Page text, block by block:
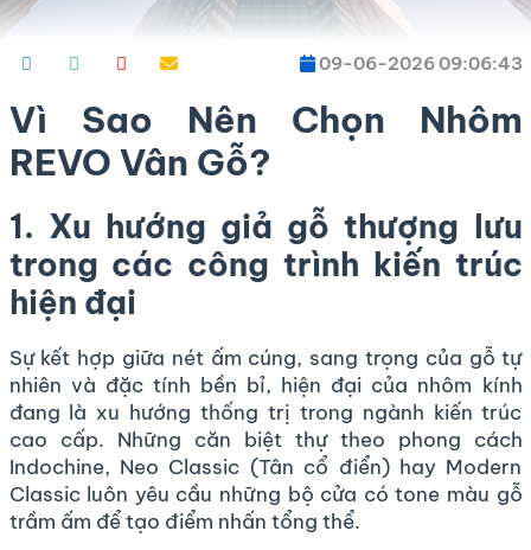
09-06-2026 09:06:43
Vì Sao Nên Chọn Nhôm
REVO Vân Gỗ?
1. Xu hướng giả gỗ thượng lưu
trong các công trình kiến trúc
hiện đại
Sự kết hợp giữa nét ấm cúng, sang trọng của gỗ tự
nhiên và đặc tính bền bỉ, hiện đại của nhôm kính
đang là xu hướng thống trị trong ngành kiến trúc
cao cấp. Những căn biệt thự theo phong cách
Indochine, Neo Classic (Tân cổ điển) hay Modern
Classic luôn yêu cầu những bộ cửa có tone màu gỗ
trầm ấm để tạo điểm nhấn tổng thể.